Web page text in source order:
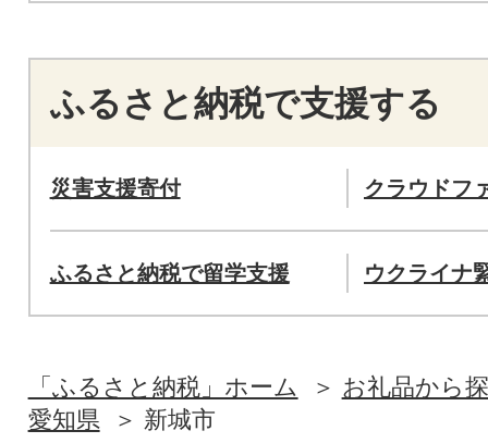
ふるさと納税で支援する
災害支援寄付 クラウドフ
ふるさと納税で留学支援 ウクライナ
「ふるさと納税」ホーム
お礼品から
愛知県
新城市